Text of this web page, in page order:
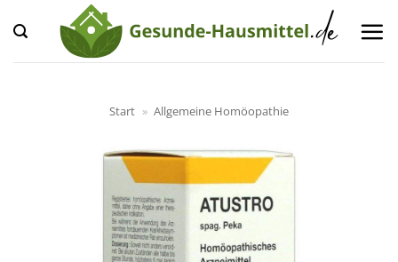
Inhalt
springen
Start » Allgemeine Homöopathie